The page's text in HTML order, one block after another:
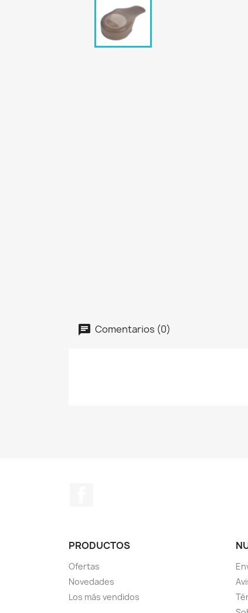
Comentarios (0)
PRODUCTOS
Ofertas
Novedades
Los más vendidos